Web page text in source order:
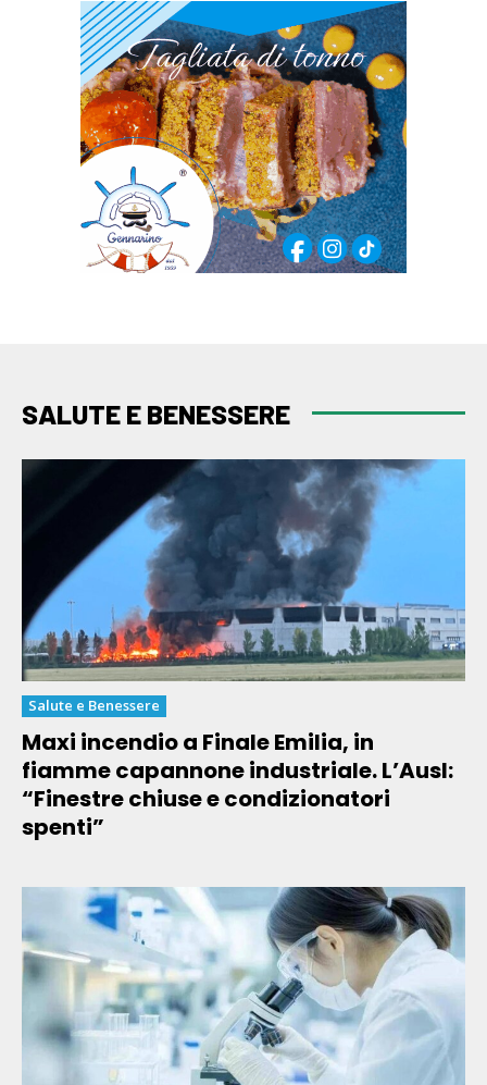
SALUTE E BENESSERE
Salute e Benessere
Maxi incendio a Finale Emilia, in
fiamme capannone industriale. L’Ausl:
“Finestre chiuse e condizionatori
spenti”